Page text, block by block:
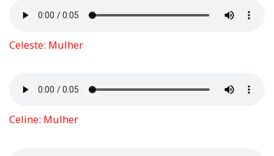
Celeste: Mulher
Celine: Mulher